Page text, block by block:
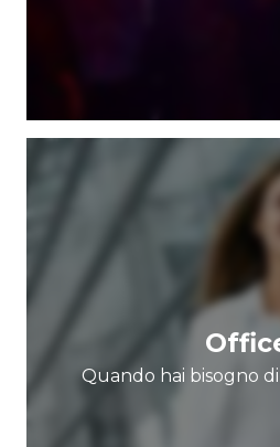
Quando hai bisogno